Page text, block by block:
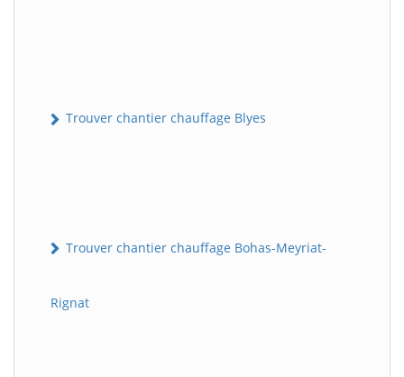
Trouver chantier chauffage Blyes
Trouver chantier chauffage Bohas-Meyriat-
Rignat